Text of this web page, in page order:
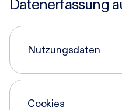
Datenerfassung
Nutzungsdaten
Cookies